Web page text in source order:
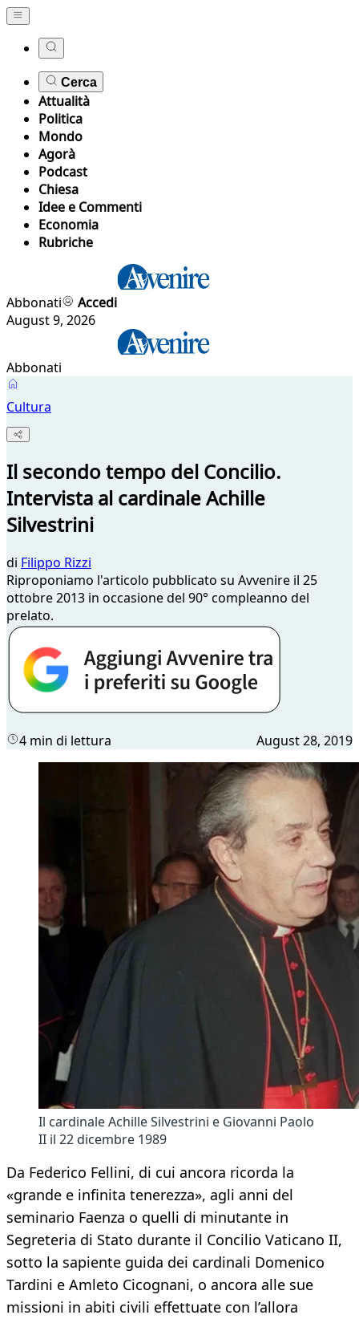
Cerca
Attualità
Politica
Mondo
Agorà
Podcast
Chiesa
Idee e Commenti
Economia
Rubriche
Abbonati
Accedi
August 9, 2026
Abbonati
Cultura
Il secondo tempo del Concilio.
Intervista al cardinale Achille
Silvestrini
di Filippo Rizzi
Riproponiamo l'articolo pubblicato su Avvenire il 25
ottobre 2013 in occasione del 90° compleanno del
prelato.
4 min di lettura August 28, 2019
Il cardinale Achille Silvestrini e Giovanni Paolo
II il 22 dicembre 1989
Da Federico Fellini, di cui ancora ricorda la
«grande e infinita tenerezza», agli anni del
seminario Faenza o quelli di minutante in
Segreteria di Stato durante il Concilio Vaticano II,
sotto la sapiente guida dei cardinali Domenico
Tardini e Amleto Cicognani, o ancora alle sue
missioni in abiti civili effettuate con l’allora